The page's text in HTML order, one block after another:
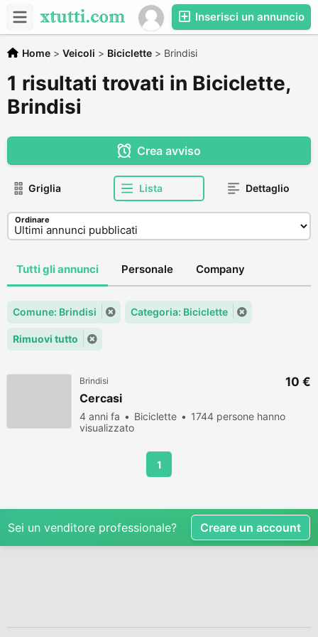
Inserisci un annuncio
Home > Veicoli > Biciclette > Brindisi
1 risultati trovati in Biciclette,
Brindisi
Crea avviso
Griglia Lista Dettaglio
Ordinare
Tutti gli annunci Personale Company
Comune: Brindisi Categoria: Biciclette
Rimuovi tutto
Brindisi
Cercasi
4 anni fa Biciclette
1744 persone hanno
visualizzato
10 €
1
Sei un venditore professionale? Creare un account